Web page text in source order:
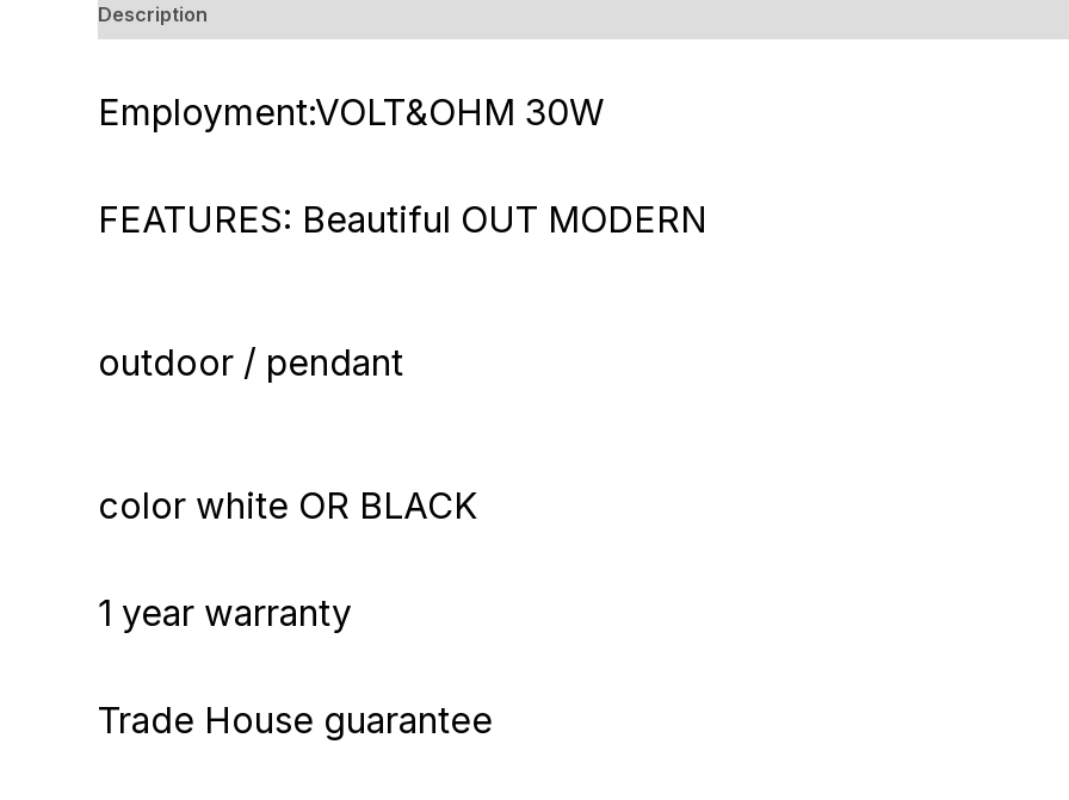
Description
Employment:VOLT&OHM 30W
FEATURES: Beautiful OUT MODERN
outdoor / pendant
color white OR BLACK
1 year warranty
Trade House guarantee